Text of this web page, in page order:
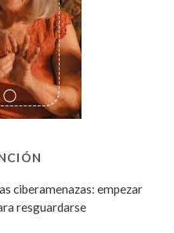
ciberamenazas: empezar
resguardarse